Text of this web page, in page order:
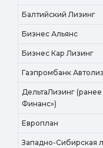
Балтийский Лизинг
Бизнес Альянс
Бизнес Кар Лизинг
Газпромбанк
ДельтаЛизинг
Финанс»)
Европлан
Западно-Сибирская